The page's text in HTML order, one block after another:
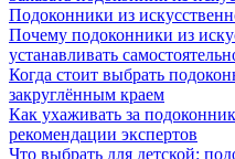
Подоконники из
Почему подоконники из
устанавливать
Когда стоит выбрать
закруглённым краем
Как ухаживать за
рекомендации экспертов
Что выбрать для детской: